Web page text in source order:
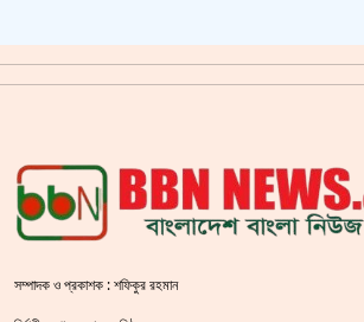
গাজীপুর মহাসড়ক অবরোধ,সিটি করপোরেশনের গাড়ি চাপায় শ্রমিক নিহত
জাল ভিসায় ইউরোপে মানুষ পাঠানোর অভিযোগে,শাহজালাল থেকে গ্রেপ্তার পাঁচজন
‘শ্লীলতাহানির সত্যতা’ মিলেছে শিক্ষক মুরাদের বিরুদ্ধে
সম্পাদক ও প্রকাশক : শফিকুর রহমান